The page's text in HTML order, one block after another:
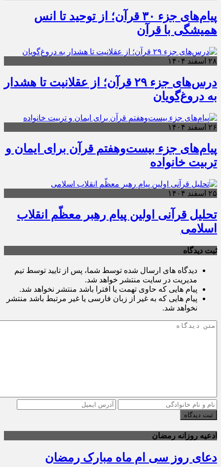
پیام‌های جزء ۳۰ قرآن؛ از توحید تا انس
همیشگی با قرآن
۲۸ اسفند ۱۴۰۴
درس‌های جزء ۲۹ قرآن؛ از عقلانیت تا هشدار
به دروغ‌گویان
۲۶ اسفند ۱۴۰۴
پیام‌های جزء بیست‌وهفتم قرآن برای ایمان و
تربیت خانواده
۲۵ اسفند ۱۴۰۴
تحلیل قرآنی اولین پیام رهبر معظّم انقلاب
اسلامی
ثبت دیدگاه
دیدگاه های ارسال شده توسط شما، پس از تایید توسط تیم
مدیریت در سایت منتشر خواهد شد.
پیام هایی که حاوی تهمت یا افترا باشد منتشر نخواهد شد.
پیام هایی که به غیر از زبان فارسی یا غیر مرتبط باشد منتشر
نخواهد شد.
ثبت دیدگاه
ادعیه روزانه رمضان
دعای روز سی ام ماه مبارک رمضان